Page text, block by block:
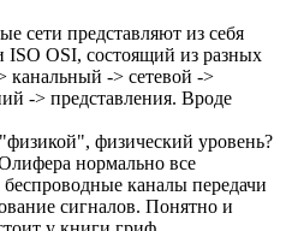
сети представляют из себя
ISO OSI, состоящий из разных
канальный -> сетевой ->
-> представления. Вроде
физический уровень?
нормально все
каналы передачи
сигналов. Понятно и